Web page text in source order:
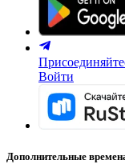
Войти
Дополнительные